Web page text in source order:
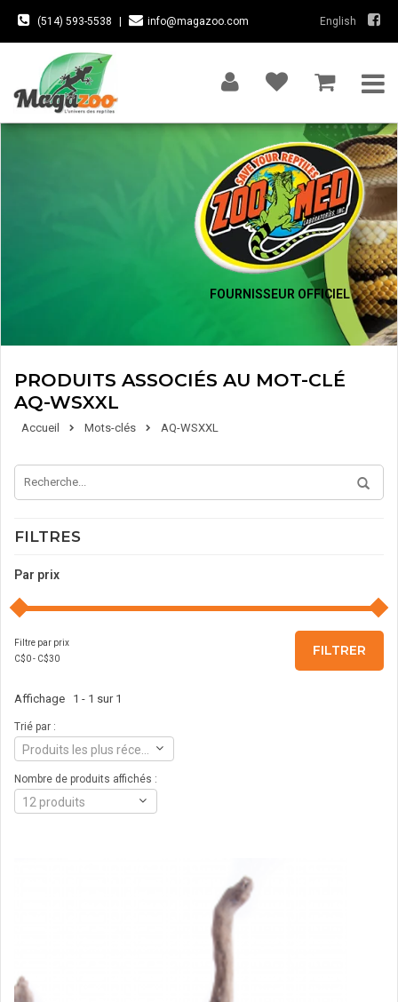
(514) 593-5538 info@magazoo.com English
FOURNISSEUR OFFICIEL
PRODUITS ASSOCIÉS AU MOT-CLÉ
AQ-WSXXL
Accueil Mots-clés AQ-WSXXL
FILTRES
Par prix
Filtre par prix
C$0- C$30
FILTRER
Affichage 1 - 1 sur 1
Trié par :
Nombre de produits affichés :
12 produits